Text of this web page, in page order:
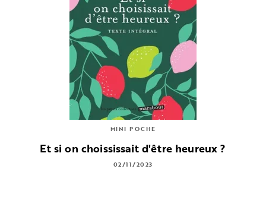
MINI POCHE
Et si on choississait d'être heureux ?
02/11/2023